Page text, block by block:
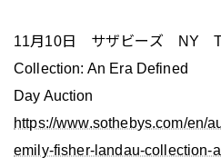
11月10日 サザビーズ NY
Collection: An Era Defined
Day Auction
https://www.sothebys.com/en/
emily-fisher-landau-collection-